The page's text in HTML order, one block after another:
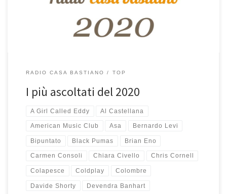
RADIO CASA BASTIANO TOP
I più ascoltati del 2020
A Girl Called Eddy Al Castellana
American Music Club Asa Bernardo Levi
Bipuntato Black Pumas Brian Eno
Carmen Consoli Chiara Civello Chris Cornell
Colapesce Coldplay Colombre
Davide Shorty Devendra Banhart